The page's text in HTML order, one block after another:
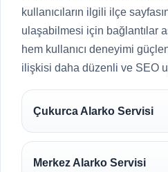
kullanıcıların ilgili ilçe
ulaşabilmesi için bağlantılar
hem kullanıcı deneyimi
ilişkisi daha düzenli ve SEO
Çukurca Alarko Servisi
Merkez Alarko Servisi